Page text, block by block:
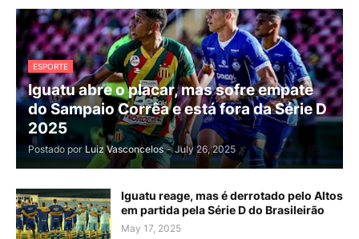
ESPORTE
Iguatu abre o placar, mas sofre empate
do Sampaio Corrêa e está fora da Série D
2025
Postado por Luiz Vasconcelos - July 26, 2025
Iguatu reage, mas é derrotado pelo Altos
em partida pela Série D do Brasileirão
May 17, 2025